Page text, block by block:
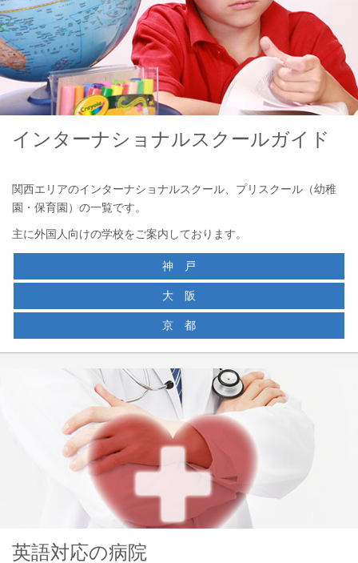
インターナショナルスクールガイド
関西エリアのインターナショナルスクール、プリスクール（幼稚
園・保育園）の一覧です。
主に外国人向けの学校をご案内しております。
神 戸
大 阪
京 都
英語対応の病院